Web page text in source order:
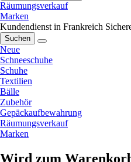
Räumungsverkauf
Marken
Kundendienst in Frankreich
Suchen
Neue
Schneeschuhe
Schuhe
Textilien
Bälle
Zubehör
Gepäckaufbewahrung
Räumungsverkauf
Marken
Wird zum